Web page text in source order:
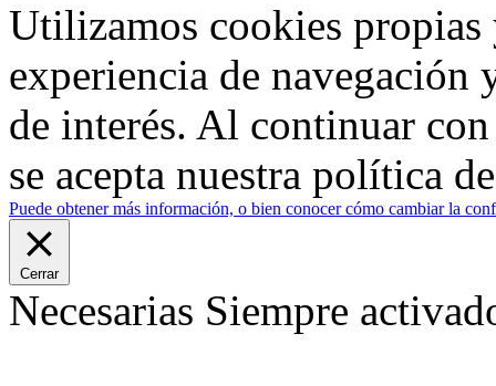
Utilizamos cookies propias
experiencia de
de interés. Al continuar
se acepta nuestra política
Puede obtener más información, o bien conocer cómo cambiar la
Cerrar
Necesarias Siempre